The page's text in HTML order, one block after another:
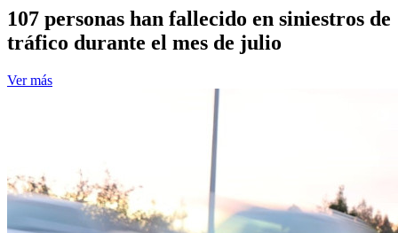
107 personas han fallecido en siniestros de
tráfico durante el mes de julio
Ver más